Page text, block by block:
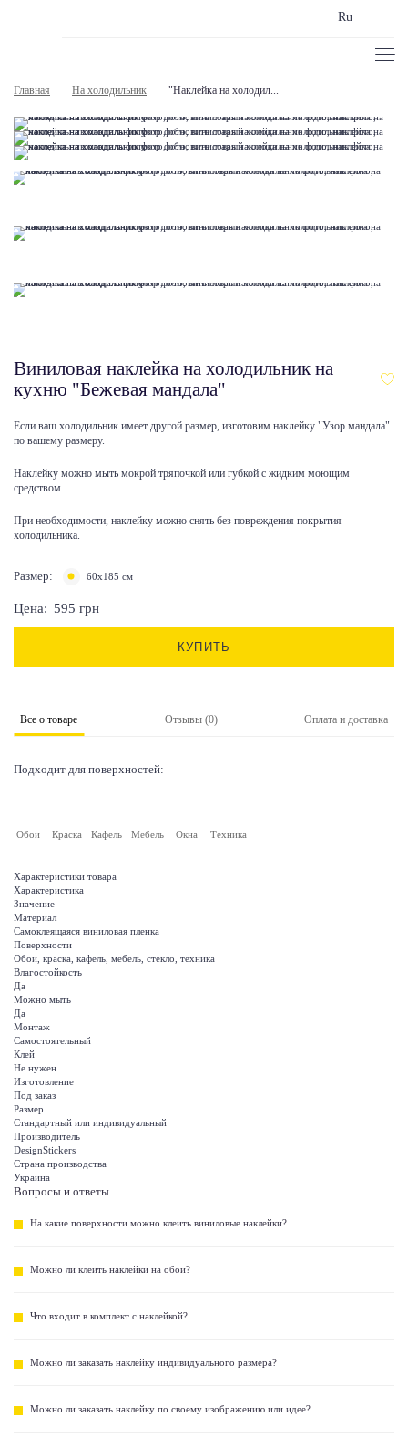
Ru
Главная На холодильник "Наклейка на холодил...
Виниловая наклейка на холодильник на
кухню "Бежевая мандала"
Если ваш холодильник имеет другой размер, изготовим наклейку "Узор мандала"
по вашему размеру.
Наклейку можно мыть мокрой тряпочкой или губкой с жидким моющим
средством.
При необходимости, наклейку можно снять без повреждения покрытия
холодильника.
Размер: 60x185 см
Цена: 595 грн
КУПИТЬ
Все о товаре Отзывы (0) Оплата и доставка
Подходит для поверхностей:
Обои Краска Кафель Мебель Окна Техника
Характеристики товара
Характеристика
Значение
Материал
Самоклеящаяся виниловая пленка
Поверхности
Обои, краска, кафель, мебель, стекло, техника
Влагостойкость
Да
Можно мыть
Да
Монтаж
Самостоятельный
Клей
Не нужен
Изготовление
Под заказ
Размер
Стандартный или индивидуальный
Производитель
DesignStickers
Страна производства
Украина
Вопросы и ответы
На какие поверхности можно клеить виниловые наклейки?
Можно ли клеить наклейки на обои?
Что входит в комплект с наклейкой?
Можно ли заказать наклейку индивидуального размера?
Можно ли заказать наклейку по своему изображению или идее?